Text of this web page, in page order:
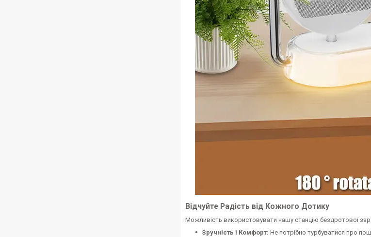
Відчуйте Радість від Кожного Дотику
Можливість використовувати нашу станцію бездротової
Зручність і Комфорт: Не потрібно турбуватися про